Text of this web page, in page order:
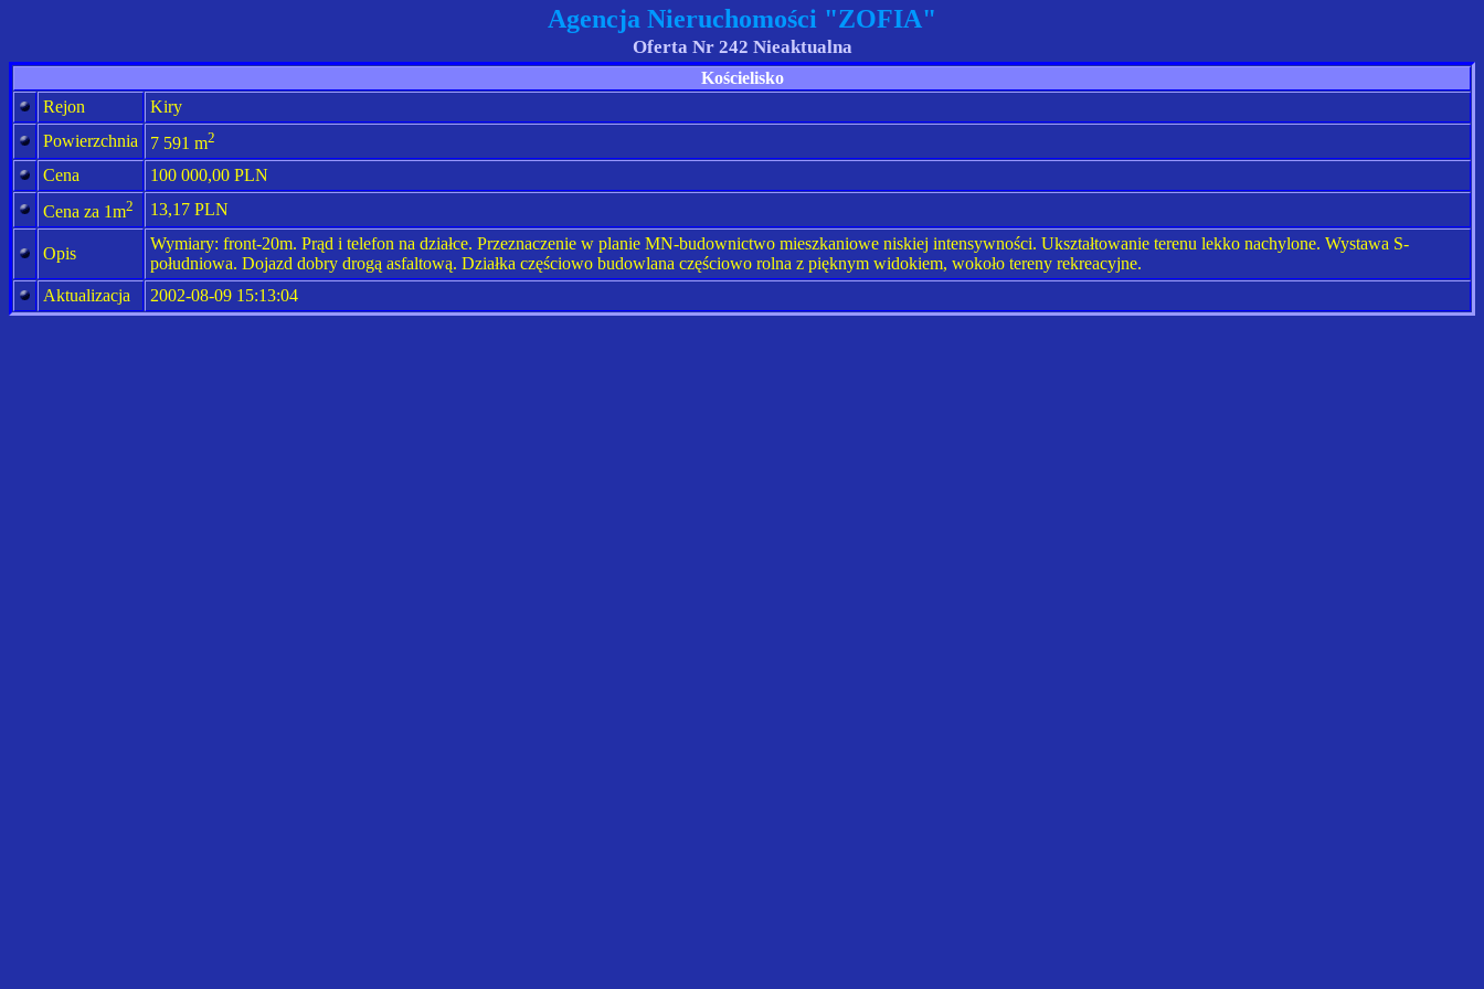
Agencja Nieruchomości "ZOFIA"
Oferta Nr 242 Nieaktualna
Kościelisko
Rejon
Kiry
Powierzchnia
7 591 m2
Cena
100 000,00 PLN
Cena za 1m2 13,17 PLN
Opis
Wymiary: front-20m. Prąd i telefon na działce. Przeznaczenie w planie MN-budownictwo mieszkaniowe niskiej intensywności. Ukształtowanie terenu lekko nachylone. Wystawa S-
południowa. Dojazd dobry drogą asfaltową. Działka częściowo budowlana częściowo rolna z pięknym widokiem, wokoło tereny rekreacyjne.
Aktualizacja
2002-08-09 15:13:04